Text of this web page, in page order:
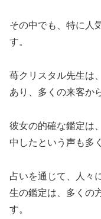
その中でも、特に人
す。
苺クリスタル先生は
あり、多くの来客か
彼女の的確な鑑定は
中したという声も多
占いを通じて、人々
生の鑑定は、多くの
す。